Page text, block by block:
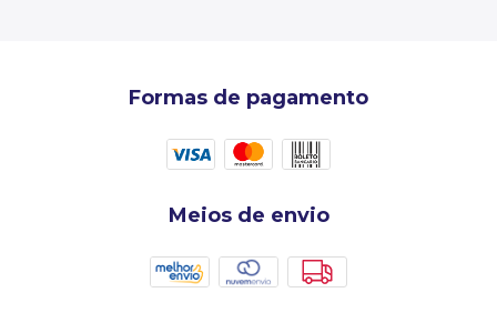
Formas de pagamento
Meios de envio